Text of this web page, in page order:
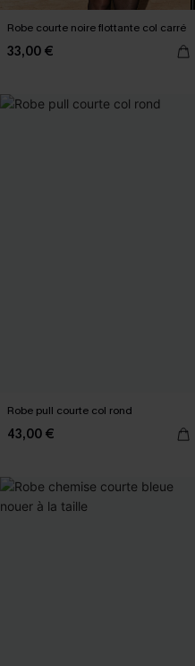
Robe courte noire flottante col carré
33,00 €
Robe pull courte col rond
43,00 €